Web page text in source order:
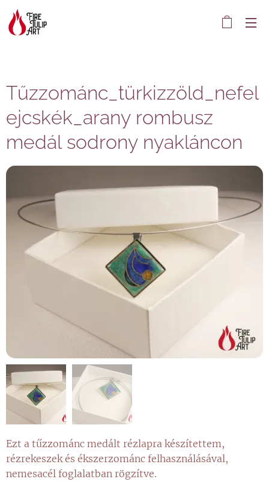
Tűzzománc_türkizzöld_nefel
ejcskék_arany rombusz
medál sodrony nyakláncon
Ezt a tűzzománc medált rézlapra készítettem,
rézrekeszek és ékszerzománc felhasználásával,
nemesacél foglalatban rögzítve.